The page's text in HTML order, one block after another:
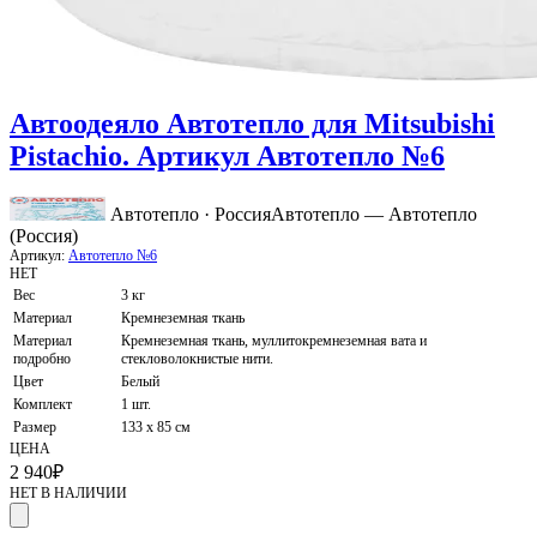
Автоодеяло Автотепло для Mitsubishi
Pistachio. Артикул Автотепло №6
Автотепло · РоссияАвтотепло — Автотепло
(Россия)
Артикул: Автотепло №6
НЕТ
Вес
3 кг
Материал
Кремнеземная ткань
Материал
подробно
Кремнеземная ткань, муллитокремнеземная вата и
стекловолокнистые нити.
Цвет
Белый
Комплект
1 шт.
Размер
133 x 85 см
ЦЕНА
2 940₽
НЕТ В НАЛИЧИИ